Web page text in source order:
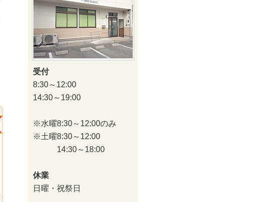
受付
8:30～12:00
14:30～19:00
※水曜8:30～12:00のみ
※土曜8:30～12:00
14:30～18:00
休業
日曜・祝祭日